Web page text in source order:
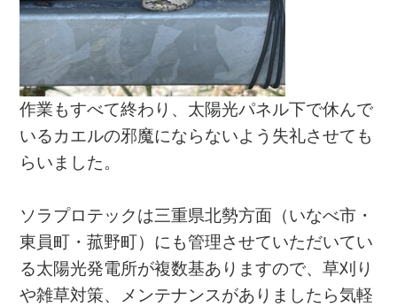
作業もすべて終わり、太陽光パネル下で休んで
いるカエルの邪魔にならないよう失礼させても
らいました。
ソラプロテックは三重県北勢方面（いなべ市・
東員町・菰野町）にも管理させていただいてい
る太陽光発電所が複数基ありますので、草刈り
や雑草対策、メンテナンスがありましたら気軽